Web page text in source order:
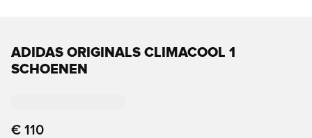
ADIDAS ORIGINALS CLIMACOOL 1
SCHOENEN
€ 110